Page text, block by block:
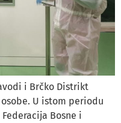
i Brčko Distrikt
osobe. U istom periodu
Bosne i